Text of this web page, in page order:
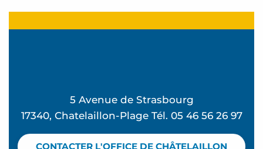
5 Avenue de Strasbourg
17340, Chatelaillon-Plage Tél. 05 46 56 26 97
CONTACTER L'OFFICE DE CHÂTELAILLON